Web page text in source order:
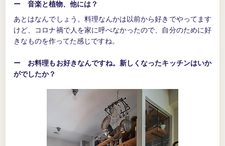
ー 音楽と植物、他には？
あとはなんでしょう。料理なんかは以前から好きでやってます
けど、コロナ禍で人を家に呼べなかったので、自分のために好
きなものを作ってた感じですね。
ー お料理もお好きなんですね。新しくなったキッチンはいか
がでしたか？